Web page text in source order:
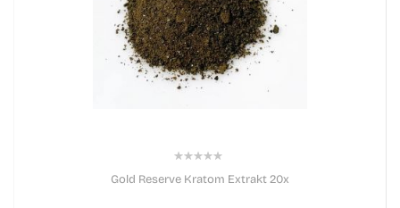
Gold Reserve Kratom Extrakt 20x